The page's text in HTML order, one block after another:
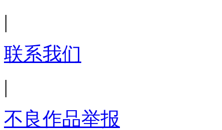
|
联系我们
|
不良作品举报